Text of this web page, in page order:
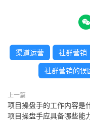

渠道运营 社群营销
社群营销的误
上一篇
项目操盘手的工作内容是
项目操盘手应具备哪些能